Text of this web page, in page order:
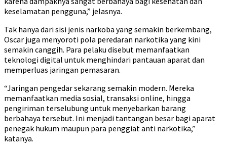
keselamatan pengguna,” jelasnya.
Tak hanya dari sisi jenis narkoba yang semakin berkembang,
Oscar juga menyoroti pola peredaran narkotika yang kini
semakin canggih. Para pelaku disebut memanfaatkan
teknologi digital untuk menghindari pantauan aparat dan
memperluas jaringan pemasaran.
“Jaringan pengedar sekarang semakin modern. Mereka
memanfaatkan media sosial, transaksi online, hingga
pengiriman terselubung untuk menyebarkan barang
berbahaya tersebut. Ini menjadi tantangan besar bagi aparat
penegak hukum maupun para penggiat anti narkotika,”
katanya.